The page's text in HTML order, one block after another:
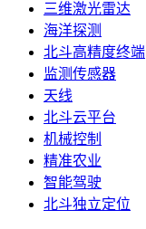
三维激光雷达
海洋探测
北斗高精度终端
监测传感器
天线
北斗云平台
机械控制
精准农业
智能驾驶
北斗独立定位